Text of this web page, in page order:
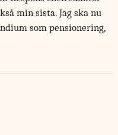
min sista. Jag ska nu
som pensionering,